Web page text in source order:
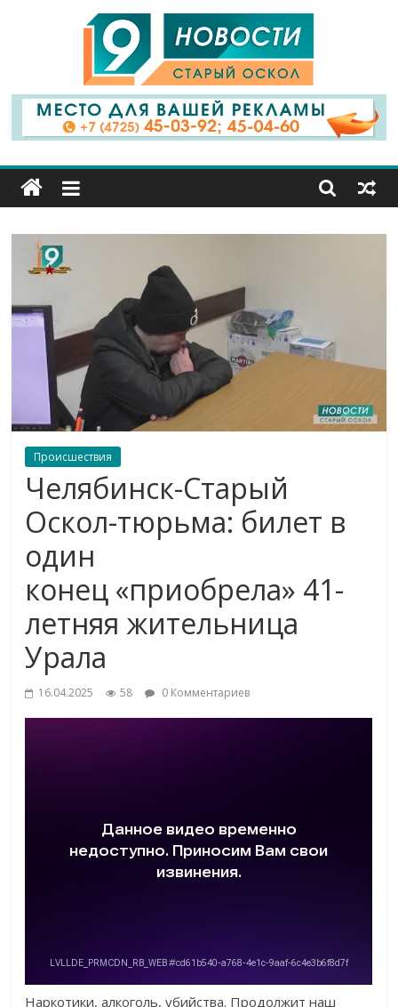
9
Канал
Старый
Оскол
Происшествия
Челябинск-Старый
Оскол-тюрьма: билет в
один
конец «приобрела» 41-
летняя жительница
Урала
16.04.2025 58 0 Комментариев
Наркотики, алкоголь, убийства. Продолжит наш